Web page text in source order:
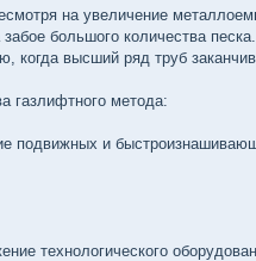
на увеличение
забое большого количества
когда высший ряд труб
газлифтного метода:
подвижных и
технологического